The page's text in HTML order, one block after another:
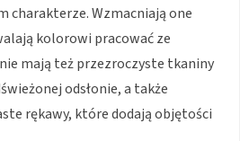
charakterze. Wzmacniają one
kolorowi pracować ze
mają też przezroczyste tkaniny
odsłonie, a także
rękawy, które dodają objętości